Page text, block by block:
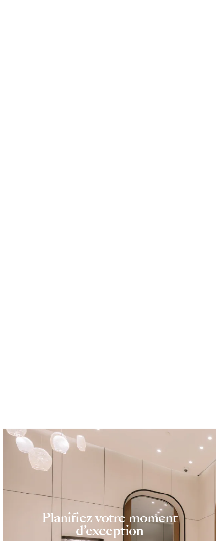
Planifiez votre moment
d’exception